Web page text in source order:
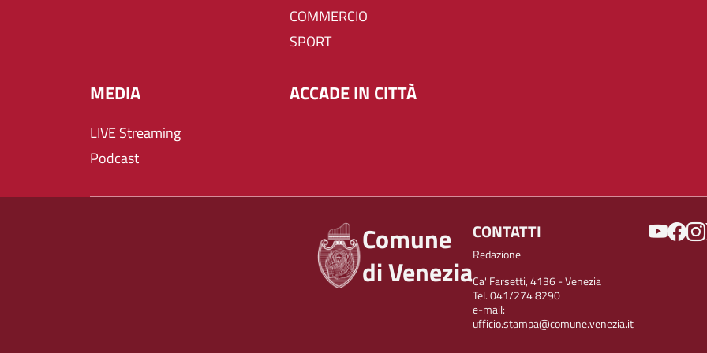
COMMERCIO
SPORT
MEDIA
LIVE Streaming
Podcast
ACCADE IN CITTÀ
Comune
di Venezia
CONTATTI
Redazione
Ca' Farsetti, 4136 - Venezia
Tel. 041/274 8290
e-mail:
ufficio.stampa@comune.venezia.it